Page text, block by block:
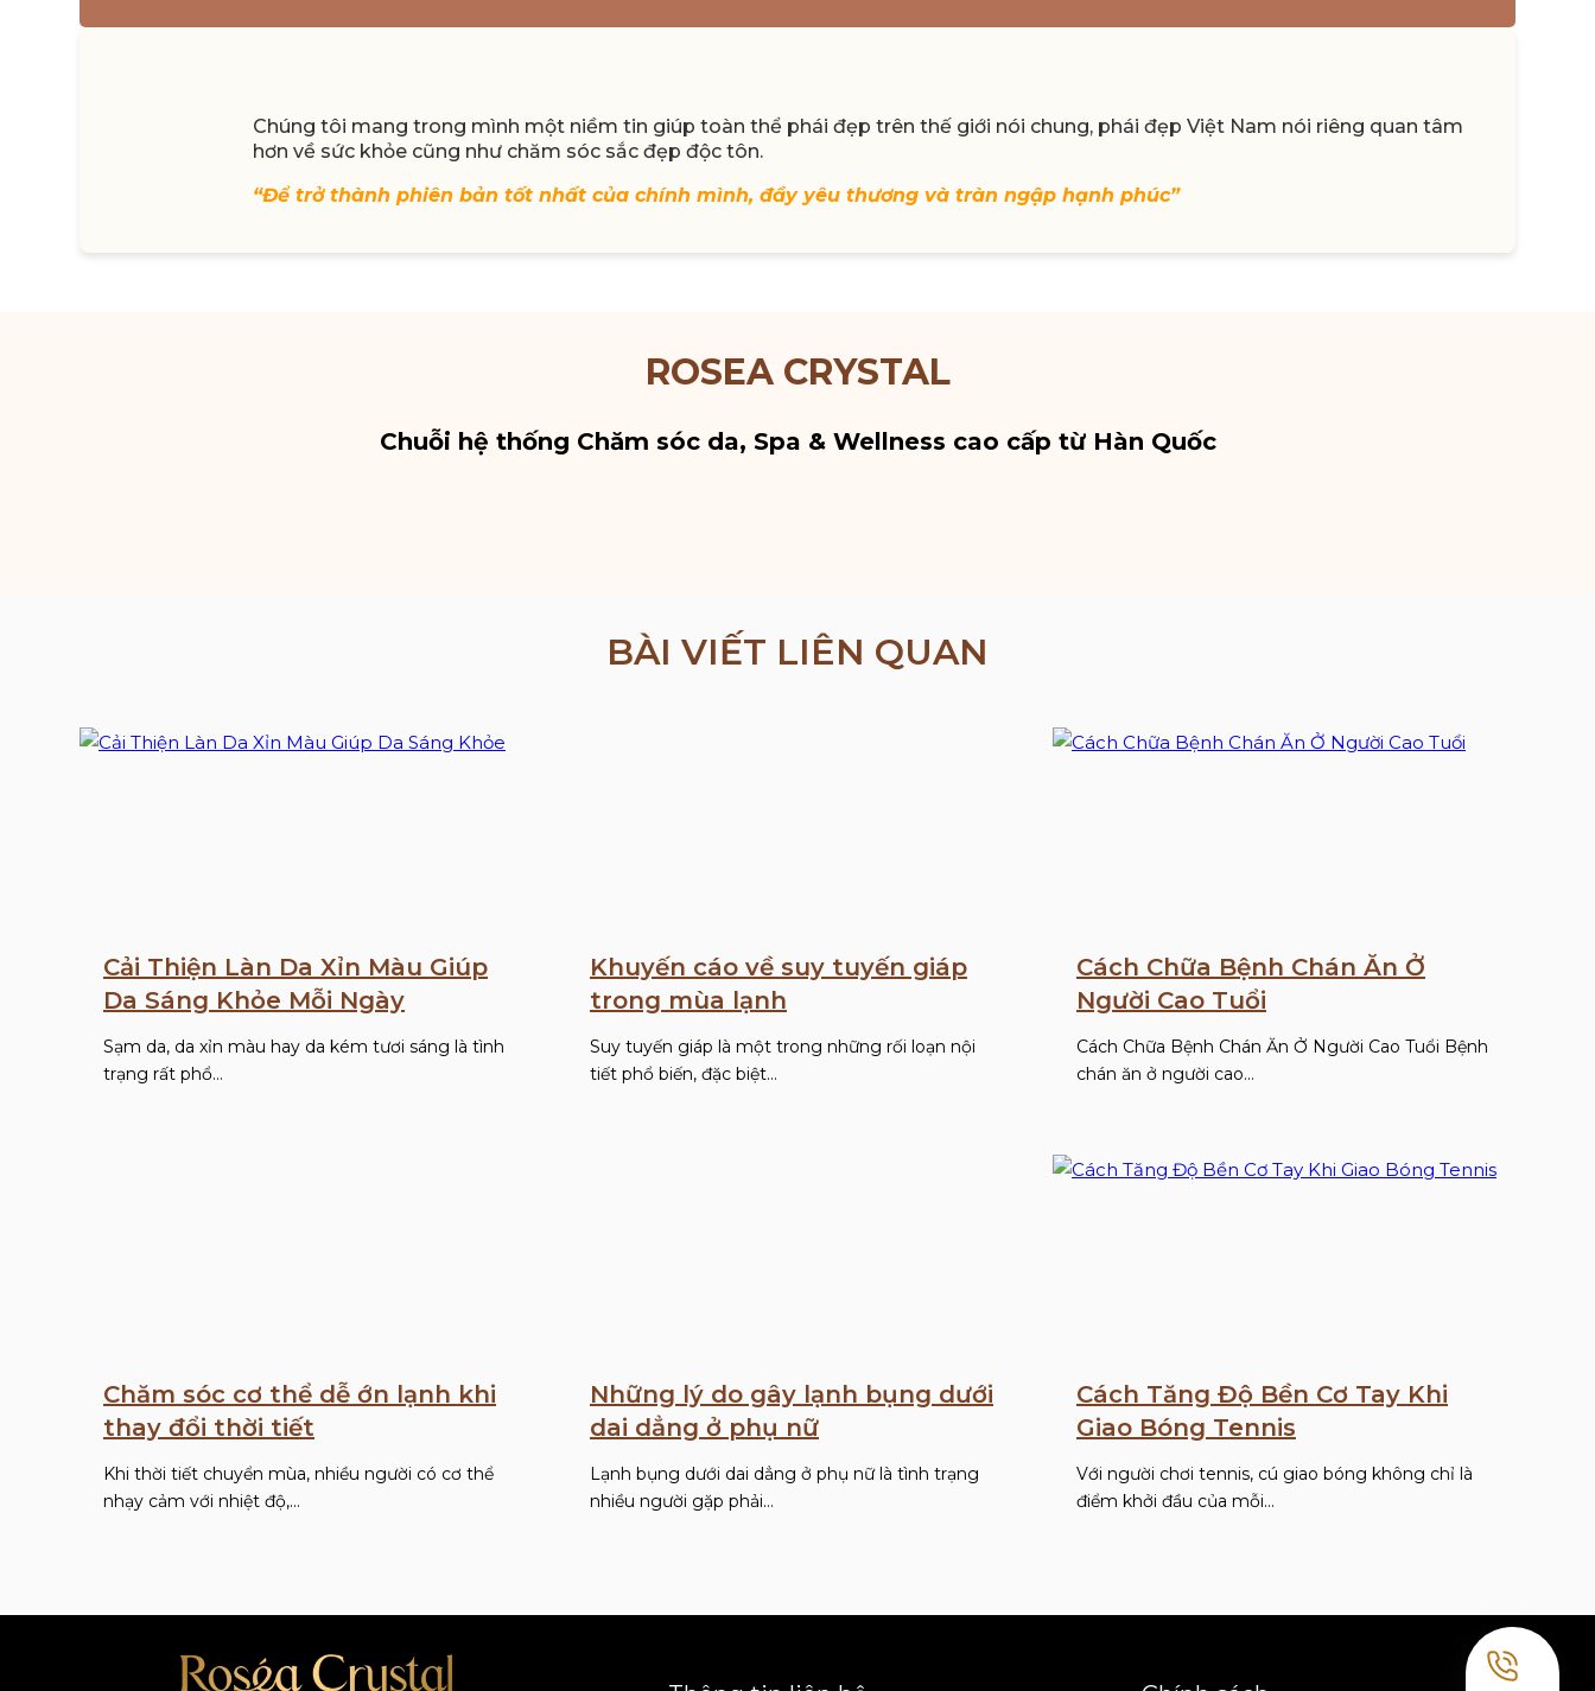
Chúng tôi mang trong mình một niềm tin giúp toàn thể phái đẹp trên thế giới nói chung, phái đẹp Việt Nam nói riêng quan tâm
hơn về sức khỏe cũng như chăm sóc sắc đẹp độc tôn.
“Để trở thành phiên bản tốt nhất của chính mình, đầy yêu thương và tràn ngập hạnh phúc”
ROSEA CRYSTAL
Chuỗi hệ thống Chăm sóc da, Spa & Wellness cao cấp từ Hàn Quốc
BÀI VIẾT LIÊN QUAN
Cải Thiện Làn Da Xỉn Màu Giúp
Da Sáng Khỏe Mỗi Ngày
Sạm da, da xỉn màu hay da kém tươi sáng là tình
trạng rất phổ…
Khuyến cáo về suy tuyến giáp
trong mùa lạnh
Suy tuyến giáp là một trong những rối loạn nội
tiết phổ biến, đặc biệt…
Cách Chữa Bệnh Chán Ăn Ở
Người Cao Tuổi
Cách Chữa Bệnh Chán Ăn Ở Người Cao Tuổi Bệnh
chán ăn ở người cao…
Chăm sóc cơ thể dễ ớn lạnh khi
thay đổi thời tiết
Khi thời tiết chuyển mùa, nhiều người có cơ thể
nhạy cảm với nhiệt độ,…
Những lý do gây lạnh bụng dưới
dai dẳng ở phụ nữ
Lạnh bụng dưới dai dẳng ở phụ nữ là tình trạng
nhiều người gặp phải…
Cách Tăng Độ Bền Cơ Tay Khi
Giao Bóng Tennis
Với người chơi tennis, cú giao bóng không chỉ là
điểm khởi đầu của mỗi…